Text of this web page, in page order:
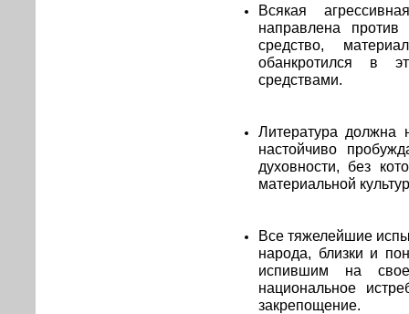
Всякая
направлена
средство,
обанкротился в
средствами.
Литература должна
настойчиво
духовности, без
материальной
Все тяжелейшие
народа, близки и
испившим на
национальное
закрепощение.